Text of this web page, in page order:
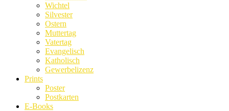
Wichtel
Silvester
Ostern
Muttertag
Vatertag
Evangelisch
Katholisch
Gewerbelizenz
Prints
Poster
Postkarten
E-Books